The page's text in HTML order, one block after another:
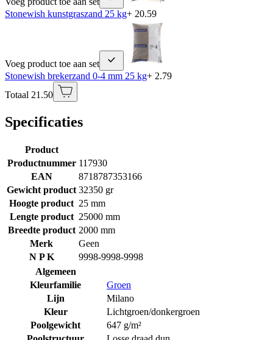
Stonewish kunstgraszand 25 kg+ 20.59
Voeg product toe aan set
Stonewish brekerzand 0-4 mm 25 kg+ 2.79
Totaal 21.50
Specificaties
Product
Productnummer 117930
EAN
8718787353166
Gewicht product 32350 gr
Hoogte product 25 mm
Lengte product 25000 mm
Breedte product 2000 mm
Merk
Geen
N P K
9998-9998-9998
Algemeen
Kleurfamilie
Groen
Lijn
Milano
Kleur
Lichtgroen/donkergroen
Poolgewicht
647 g/m²